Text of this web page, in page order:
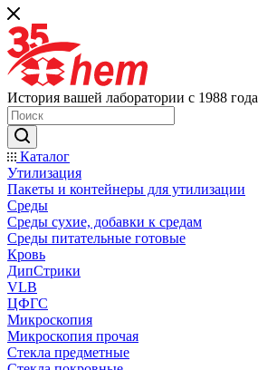
История вашей лаборатории с 1988 года
Каталог
Утилизация
Пакеты и контейнеры для утилизации
Среды
Среды сухие, добавки к средам
Среды питательные готовые
Кровь
ДипСтрики
VLB
ЦФГС
Микроскопия
Микроскопия прочая
Стекла предметные